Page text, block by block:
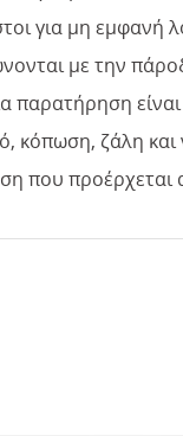
για μη εμφανή
με την
παρατήρηση
κόπωση, ζάλη
που προέρχεται